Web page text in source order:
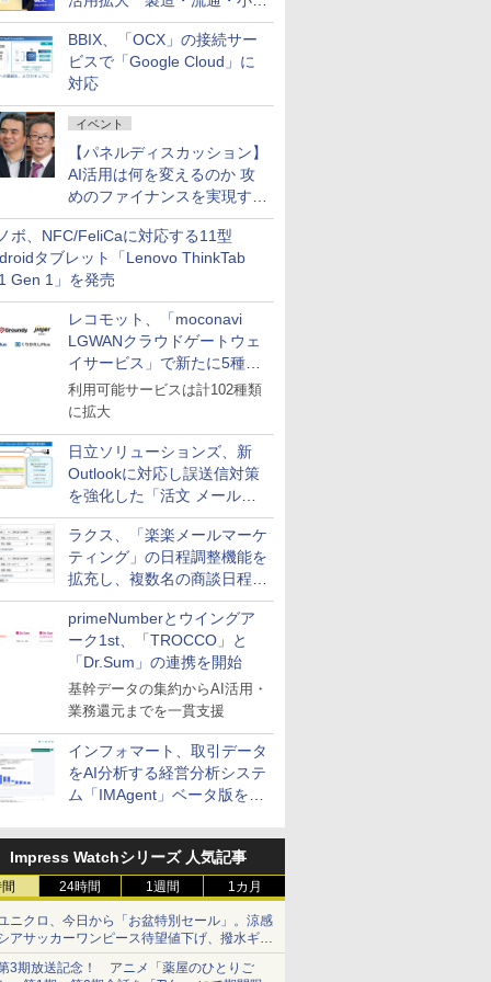
企業・広告代理店などが実装
フェーズへ
BBIX、「OCX」の接続サー
ビスで「Google Cloud」に
対応
イベント
【パネルディスカッション】
AI活用は何を変えるのか 攻
めのファイナンスを実現する
業務設計とマインドセット変
革
ボ、NFC/FeliCaに対応する11型
タブレット「Lenovo ThinkTab
Gen 1」を発売
レコモット、「moconavi
LGWANクラウドゲートウェ
イサービス」で新たに5種類
のサービスと連携開始
利用可能サービスは計102種類
に拡大
日立ソリューションズ、新
Outlookに対応し誤送信対策
を強化した「活文 メール誤
送信防止アドインサービス」
を提供
ラクス、「楽楽メールマーケ
ティング」の日程調整機能を
拡充し、複数名の商談日程調
整を効率化
primeNumberとウイングア
ーク1st、「TROCCO」と
「Dr.Sum」の連携を開始
基幹データの集約からAI活用・
業務還元までを一貫支援
インフォマート、取引データ
をAI分析する経営分析システ
ム「IMAgent」ベータ版を提
Impress Watchシリーズ 人気記事
24時間 1週間 1カ月
ニクロ、今日から「お盆特別セール」。涼感
アサッカーワンピース待望値下げ、撥水ギア
ョーツは1990円に
3期放送記念！ アニメ「薬屋のひとりご